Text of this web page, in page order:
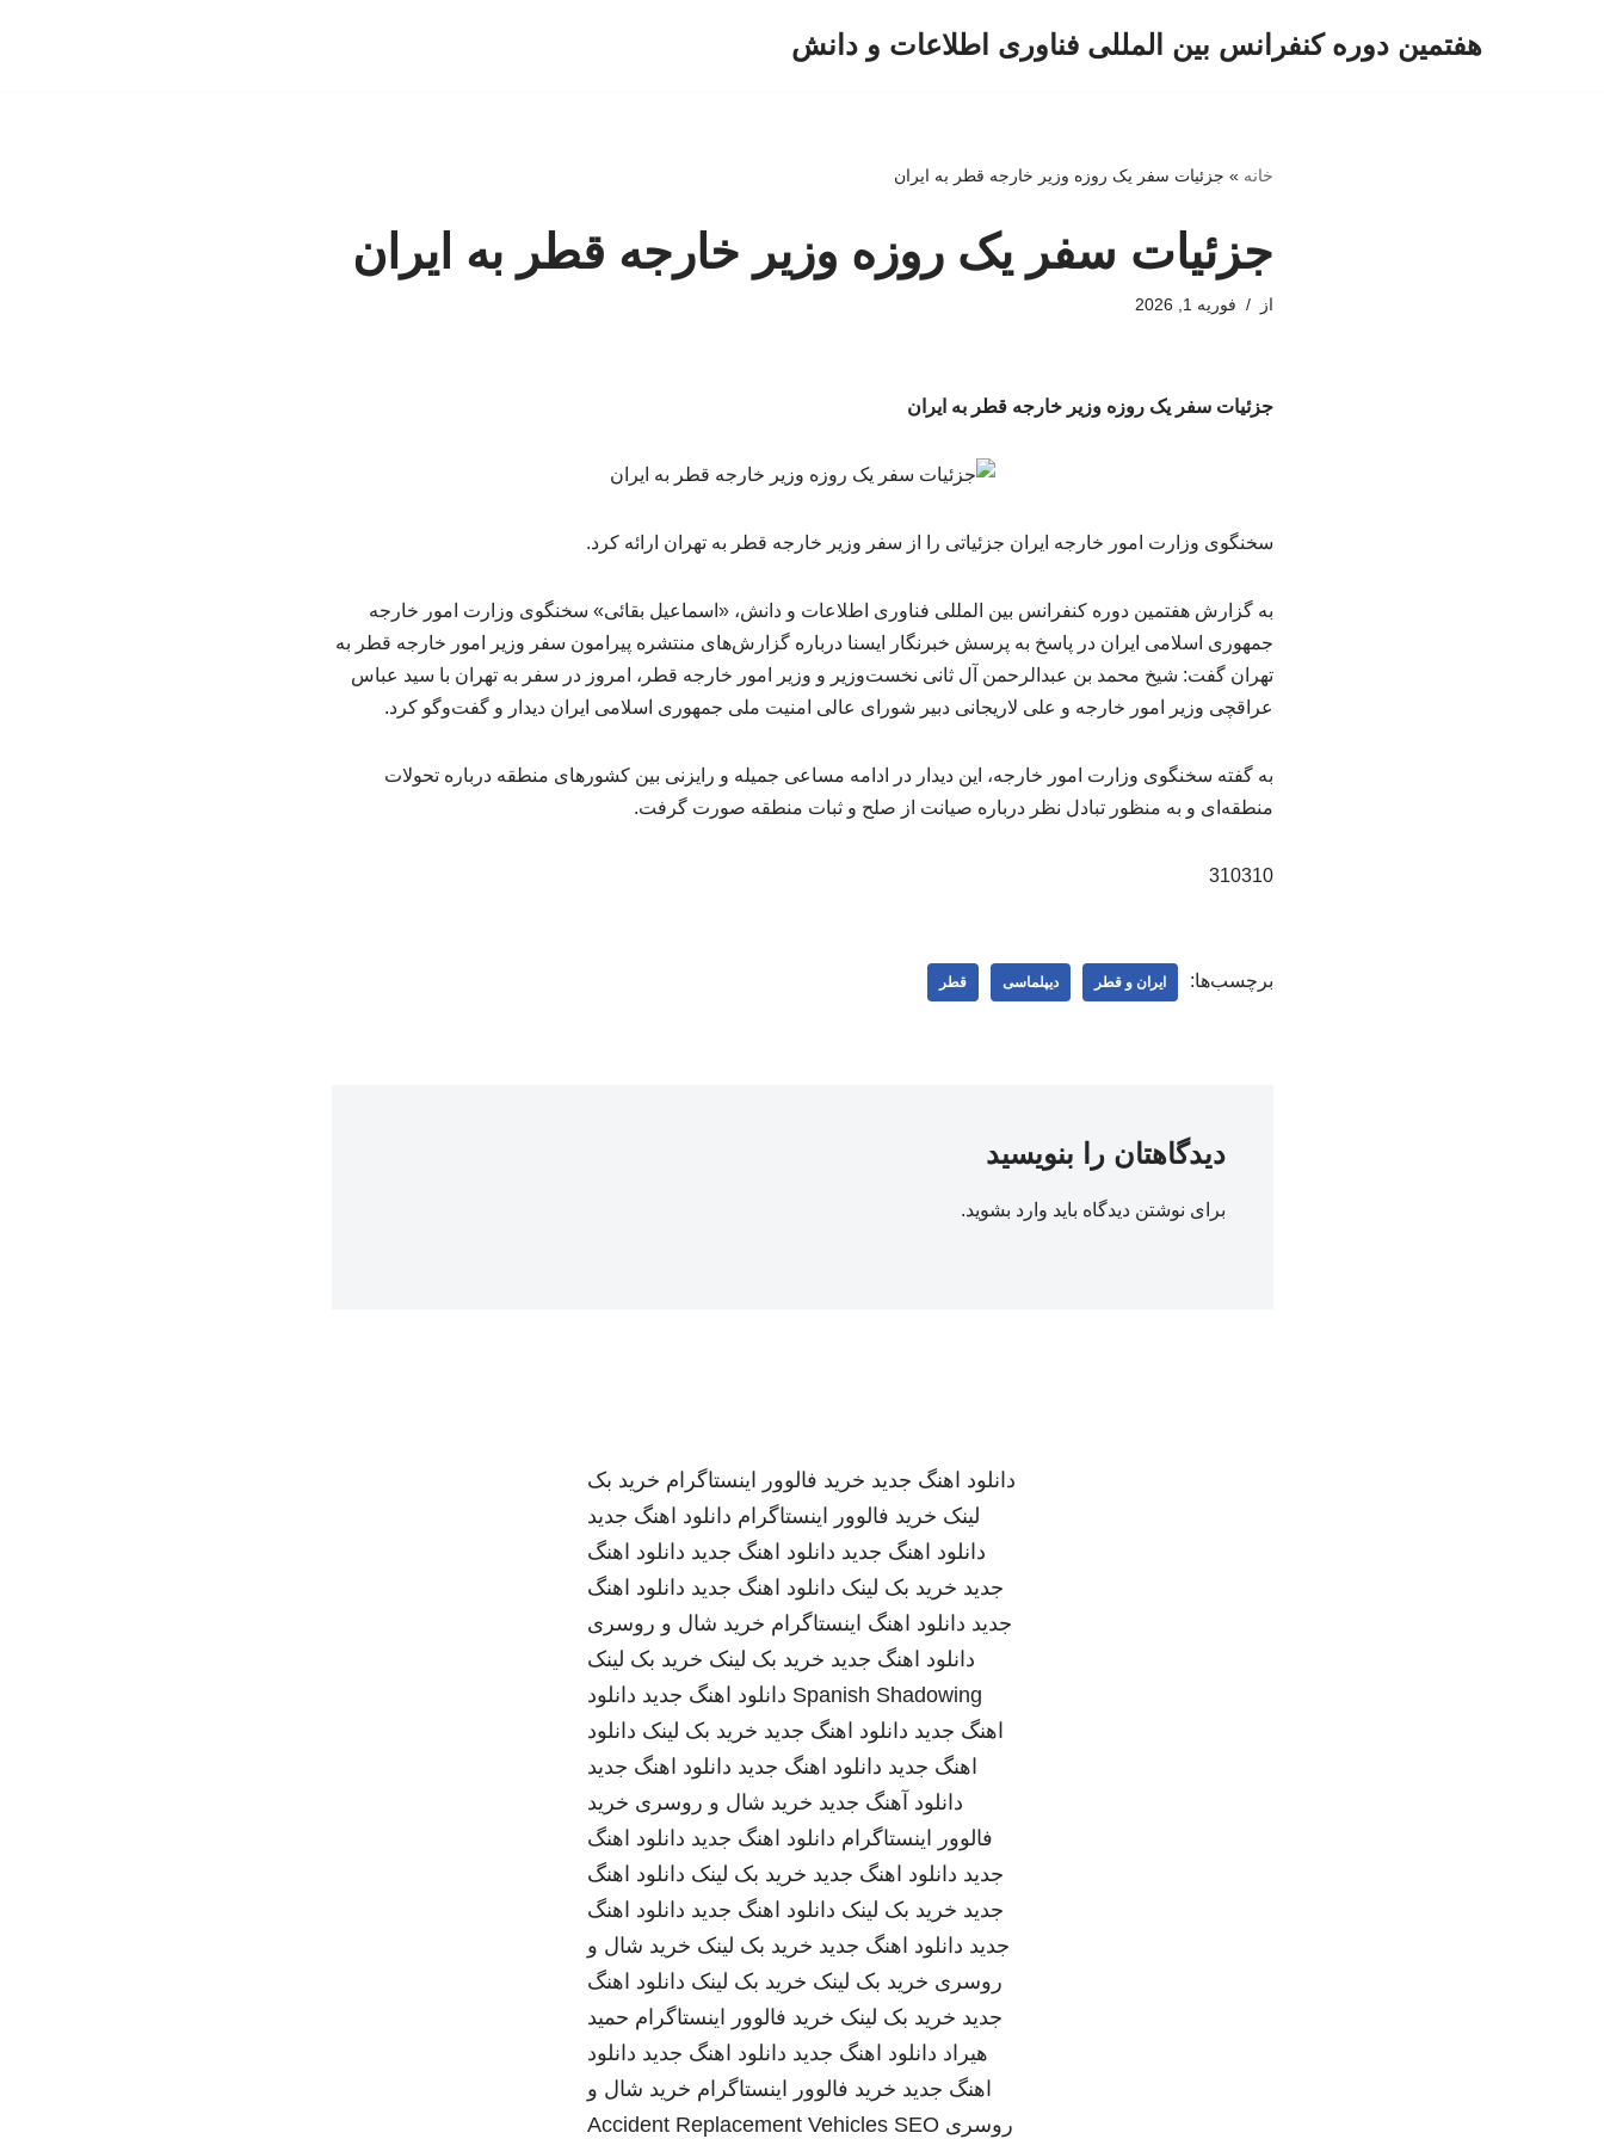
هفتمین دوره کنفرانس بین المللی فناوری اطلاعات و دانش
خانه » جزئیات سفر یک روزه وزیر خارجه قطر به ایران
جزئیات سفر یک روزه وزیر خارجه قطر به ایران
از فوریه 1, 2026
جزئیات سفر یک روزه وزیر خارجه قطر به ایران
سخنگوی وزارت امور خارجه ایران جزئیاتی را از سفر وزیر خارجه قطر به تهران ارائه کرد.
به گزارش هفتمین دوره کنفرانس بین المللی فناوری اطلاعات و دانش، «اسماعیل بقائی» سخنگوی وزارت امور خارجه
جمهوری اسلامی ایران در پاسخ به پرسش خبرنگار ایسنا درباره گزارش‌های منتشره پیرامون سفر وزیر امور خارجه قطر به
تهران گفت: شیخ محمد بن عبدالرحمن آل ثانی نخست‌وزیر و وزیر امور خارجه قطر، امروز در سفر به تهران با سید عباس
عراقچی وزیر امور خارجه و علی لاریجانی دبیر شورای عالی امنیت ملی جمهوری اسلامی ایران دیدار و گفت‌وگو کرد.
به گفته سخنگوی وزارت امور خارجه، این دیدار در ادامه مساعی جمیله و رایزنی‌ بین کشورهای منطقه درباره تحولات
منطقه‌ای و به منظور تبادل نظر درباره صیانت از صلح و ثبات منطقه صورت گرفت.
310310
برچسب‌ها: ایران و قطر دیپلماسی قطر
دیدگاهتان را بنویسید
برای نوشتن دیدگاه باید وارد بشوید.
دانلود اهنگ جدید خرید فالوور اینستاگرام خرید بک
لینک خرید فالوور اینستاگرام دانلود اهنگ جدید
دانلود اهنگ جدید دانلود اهنگ جدید دانلود اهنگ
جدید خرید بک لینک دانلود اهنگ جدید دانلود اهنگ
جدید دانلود اهنگ اینستاگرام خرید شال و روسری
دانلود اهنگ جدید خرید بک لینک خرید بک لینک
Spanish Shadowing دانلود اهنگ جدید دانلود
اهنگ جدید دانلود اهنگ جدید خرید بک لینک دانلود
اهنگ جدید دانلود اهنگ جدید دانلود اهنگ جدید
دانلود آهنگ جدید خرید شال و روسری خرید
فالوور اینستاگرام دانلود اهنگ جدید دانلود اهنگ
جدید دانلود اهنگ جدید خرید بک لینک دانلود اهنگ
جدید خرید بک لینک دانلود اهنگ جدید دانلود اهنگ
جدید دانلود اهنگ جدید خرید بک لینک خرید شال و
روسری خرید بک لینک خرید بک لینک دانلود اهنگ
جدید خرید بک لینک خرید فالوور اینستاگرام حمید
هیراد دانلود اهنگ جدید دانلود اهنگ جدید دانلود
اهنگ جدید خرید فالوور اینستاگرام خرید شال و
روسری
Accident Replacement Vehicles SEO